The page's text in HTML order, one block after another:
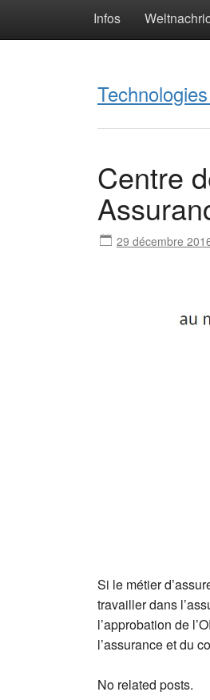
Infos
Centre
29 décembre
Si le métier
travailler dans
l’approbation de
l’assurance et du
No related posts.